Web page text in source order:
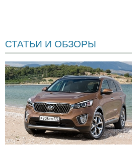
СТАТЬИ И ОБЗОРЫ